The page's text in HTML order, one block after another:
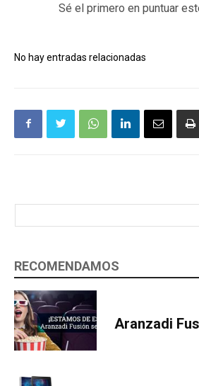
Sé el primero en puntuar
No hay entradas relacionadas
RECOMENDAMOS
Aranzadi